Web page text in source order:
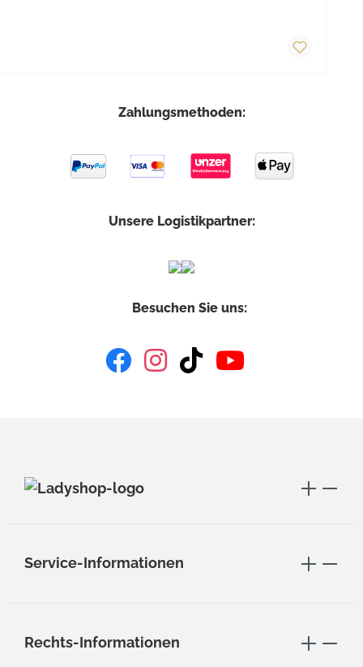
Zahlungsmethoden:
Unsere Logistikpartner:
Besuchen Sie uns:
Service-Informationen
Rechts-Informationen